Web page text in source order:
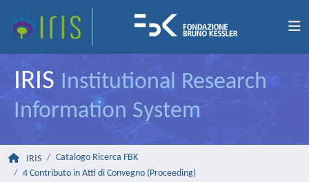
IRIS Institutional Research
Information System
IRIS
Catalogo Ricerca FBK
4 Contributo in Atti di Convegno (Proceeding)